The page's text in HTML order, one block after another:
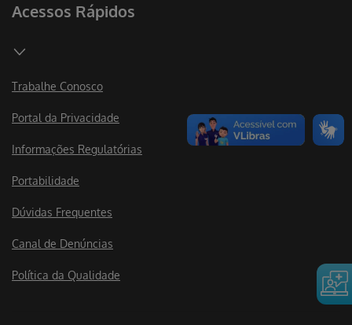
Acessos Rápidos
Trabalhe Conosco
Portal da Privacidade
Informações Regulatórias
Portabilidade
Dúvidas Frequentes
Canal de Denúncias
Política da Qualidade